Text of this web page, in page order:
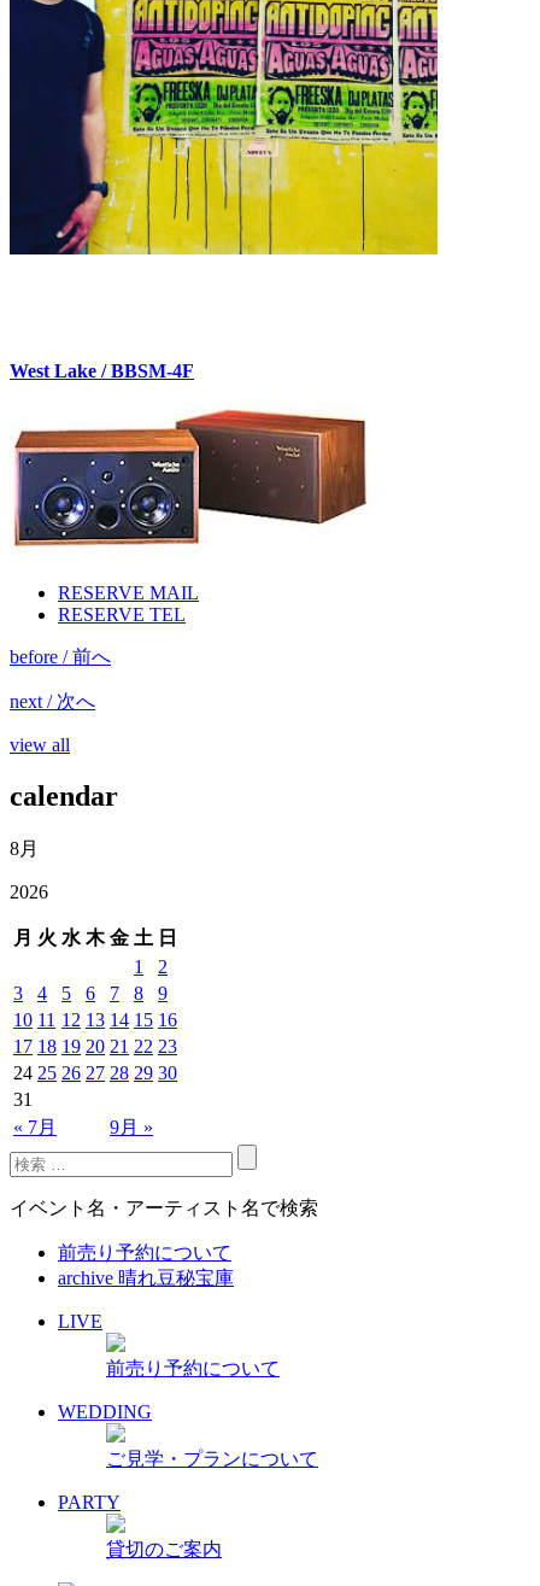
West Lake / BBSM-4F
RESERVE MAIL
RESERVE TEL
before / 前へ
next / 次へ
view all
calendar
8月
2026
月 火 水 木 金 土 日
« 7月 9月 »
1
2
3
4 5 6 7 8
9
10 11 12 13 14 15 16
17 18 19 20 21 22 23
24 25 26 27 28 29 30
31
イベント名・アーティスト名で検索
前売り予約について
archive 晴れ豆秘宝庫
LIVE
前売り予約について
WEDDING
ご見学・プランについて
PARTY
貸切のご案内